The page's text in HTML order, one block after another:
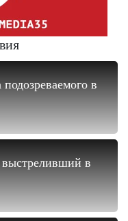
в
выстреливший в